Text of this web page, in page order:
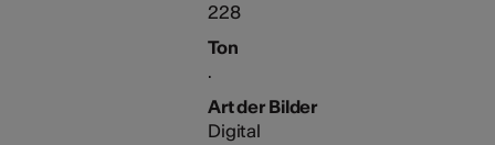
228
Ton
.
Art der Bilder
Digital